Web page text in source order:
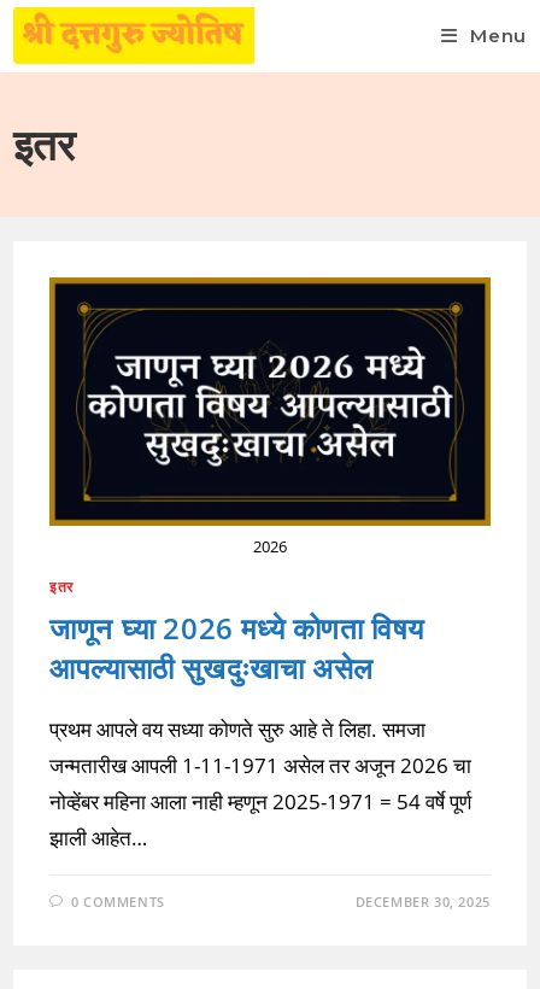
content
Menu
इतर
2026
इतर
जाणून घ्या 2026 मध्ये कोणता विषय
आपल्यासाठी सुखदुःखाचा असेल
प्रथम आपले वय सध्या कोणते सुरु आहे ते लिहा. समजा
जन्मतारीख आपली 1-11-1971 असेल तर अजून 2026 चा
नोव्हेंबर महिना आला नाही म्हणून 2025-1971 = 54 वर्षे पूर्ण
झाली आहेत…
0 COMMENTS DECEMBER 30, 2025